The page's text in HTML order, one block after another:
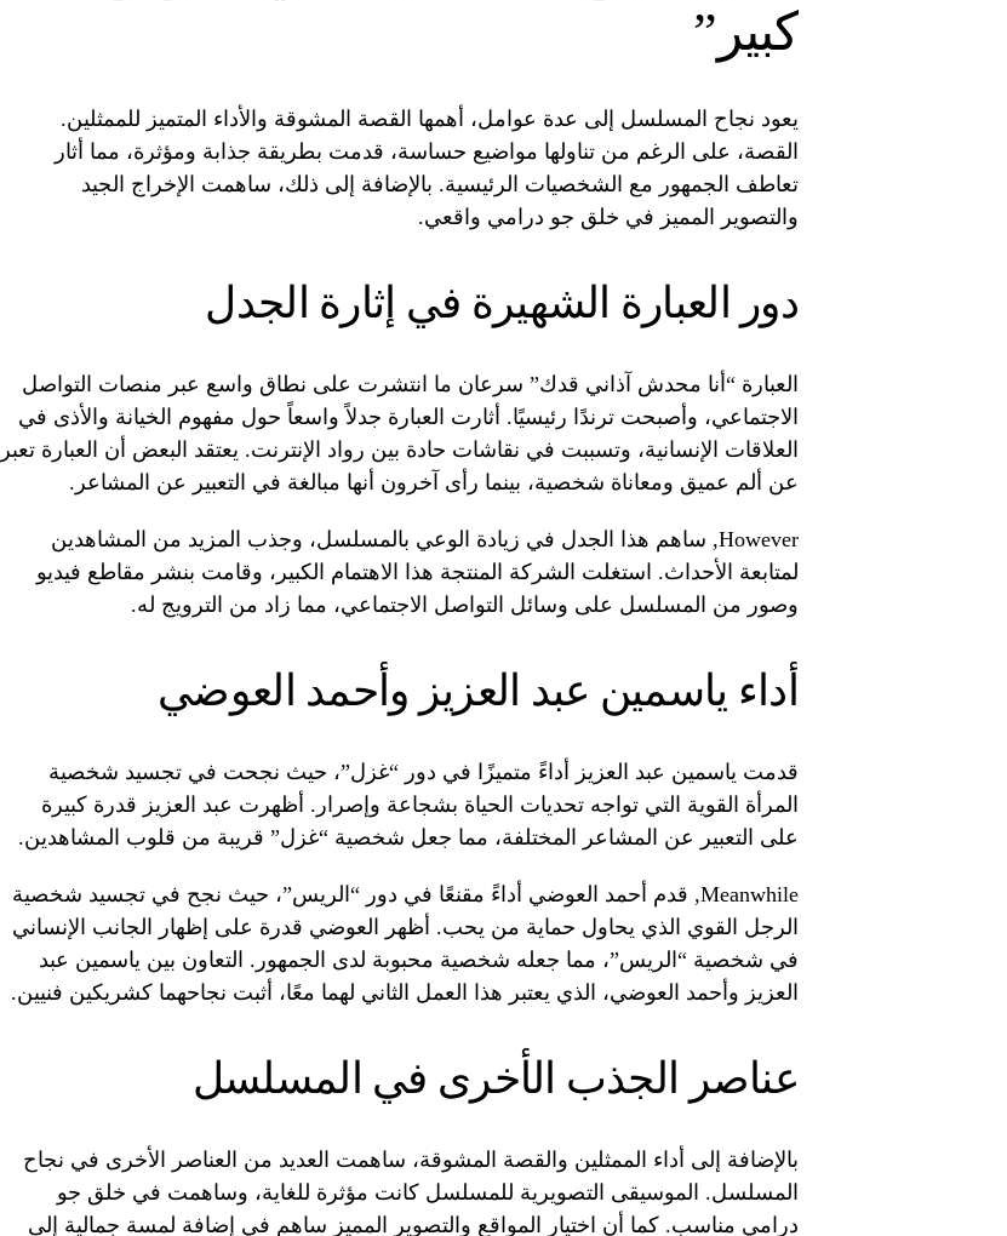
كبير”
يعود نجاح المسلسل إلى عدة عوامل، أهمها القصة المشوقة والأداء المتميز للممثلين.
القصة، على الرغم من تناولها مواضيع حساسة، قدمت بطريقة جذابة ومؤثرة، مما أثار
تعاطف الجمهور مع الشخصيات الرئيسية. بالإضافة إلى ذلك، ساهمت الإخراج الجيد
والتصوير المميز في خلق جو درامي واقعي.
دور العبارة الشهيرة في إثارة الجدل
العبارة “أنا محدش آذاني قدك” سرعان ما انتشرت على نطاق واسع عبر منصات التواصل
الاجتماعي، وأصبحت ترندًا رئيسيًا. أثارت العبارة جدلاً واسعاً حول مفهوم الخيانة والأذى في
العلاقات الإنسانية، وتسببت في نقاشات حادة بين رواد الإنترنت. يعتقد البعض أن العبارة تعبر
عن ألم عميق ومعاناة شخصية، بينما رأى آخرون أنها مبالغة في التعبير عن المشاعر.
However, ساهم هذا الجدل في زيادة الوعي بالمسلسل، وجذب المزيد من المشاهدين
لمتابعة الأحداث. استغلت الشركة المنتجة هذا الاهتمام الكبير، وقامت بنشر مقاطع فيديو
وصور من المسلسل على وسائل التواصل الاجتماعي، مما زاد من الترويج له.
أداء ياسمين عبد العزيز وأحمد العوضي
قدمت ياسمين عبد العزيز أداءً متميزًا في دور “غزل”، حيث نجحت في تجسيد شخصية
المرأة القوية التي تواجه تحديات الحياة بشجاعة وإصرار. أظهرت عبد العزيز قدرة كبيرة
على التعبير عن المشاعر المختلفة، مما جعل شخصية “غزل” قريبة من قلوب المشاهدين.
Meanwhile, قدم أحمد العوضي أداءً مقنعًا في دور “الريس”، حيث نجح في تجسيد شخصية
الرجل القوي الذي يحاول حماية من يحب. أظهر العوضي قدرة على إظهار الجانب الإنساني
في شخصية “الريس”، مما جعله شخصية محبوبة لدى الجمهور. التعاون بين ياسمين عبد
العزيز وأحمد العوضي، الذي يعتبر هذا العمل الثاني لهما معًا، أثبت نجاحهما كشريكين فنيين.
عناصر الجذب الأخرى في المسلسل
بالإضافة إلى أداء الممثلين والقصة المشوقة، ساهمت العديد من العناصر الأخرى في نجاح
المسلسل. الموسيقى التصويرية للمسلسل كانت مؤثرة للغاية، وساهمت في خلق جو
درامي مناسب. كما أن اختيار المواقع والتصوير المميز ساهم في إضافة لمسة جمالية إلى